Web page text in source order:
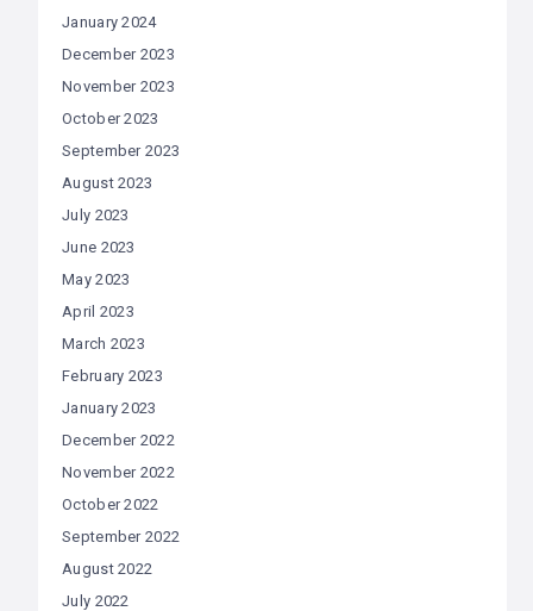
January 2024
December 2023
November 2023
October 2023
September 2023
August 2023
July 2023
June 2023
May 2023
April 2023
March 2023
February 2023
January 2023
December 2022
November 2022
October 2022
September 2022
August 2022
July 2022